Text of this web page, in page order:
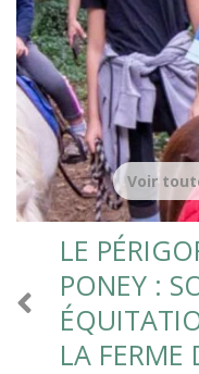
LE
PONEY :
LA FERME
Voir